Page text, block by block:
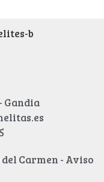
Gandia
Carmen - Aviso